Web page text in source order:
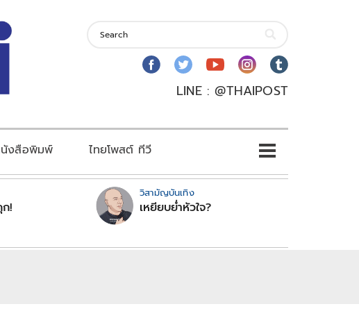
LINE : @THAIPOST
งสือพิมพ์ ไทยโพสต์ ทีวี
!
วิสามัญบันเทิง
เหยียบย่ำหัวใจ?